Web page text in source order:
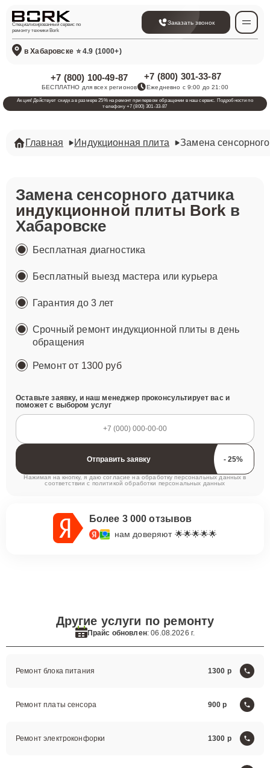
Специализированный сервис по
ремонту техники Bork
Заказать звонок
в Хабаровске ⭐ 4.9 (1000+)
+7 (800) 100-49-87
БЕСПЛАТНО для всех регионов
+7 (800) 301-33-87
Ежедневно с 9:00 до 21:00
Акция! Действует скидка в размере 25% на ремонт при первом обращении в наш сервис. Подробности по
телефону +7 (800) 301-33-87
Главная Индукционная плита Замена
Замена сенсорного датчика
индукционной плиты Borkв
Хабаровске
Бесплатная диагностика
Бесплатный выезд мастера или курьера
Гарантия до 3 лет
Срочный ремонт индукционной плиты в день
обращения
Ремонтот 1300 руб
Оставьте заявку, и наш менеджер проконсультирует вас и
поможет с выбором услуг
Отправить заявку
Нажимая на кнопку, я даю согласие на обработку персональных данных в
соответствии с политикой обработки персональных данных
Более 3 000 отзывов
нам доверяют 🌟🌟🌟🌟🌟
Другие услуги по ремонту
Прайс обновлен: 06.08.2026 г.
Ремонт блока питания 1300
Ремонт платы сенсора 900
Ремонт электроконфорки 1300